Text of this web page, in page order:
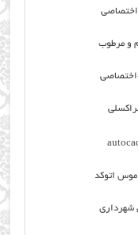
اختصاصی
و مرطوب
اختصاصی
موس اتوکد
شهرداری